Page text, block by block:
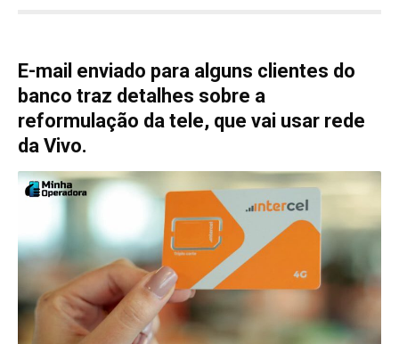
E-mail enviado para alguns clientes do
banco traz detalhes sobre a
reformulação da tele, que vai usar rede
da Vivo.